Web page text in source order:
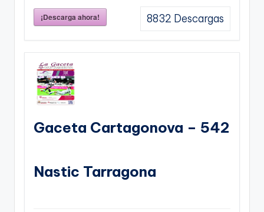
¡Descarga ahora! 8832 Descargas
Gaceta Cartagonova – 542
Nastic Tarragona